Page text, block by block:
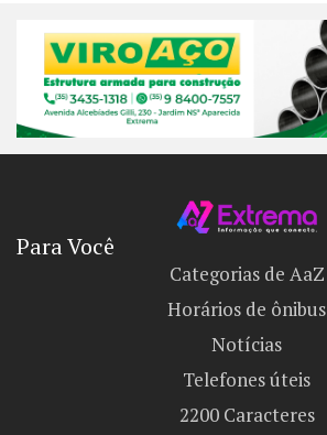
Para Você
Categorias de AaZ
Horários de ônibus
Notícias
Telefones úteis
2200 Caracteres